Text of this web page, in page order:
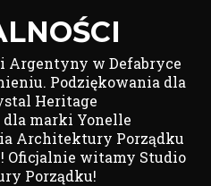
Argentyny w Defabryce
Podziękowania dla
Heritage
marki Yonelle
Architektury Porządku
Oficjalnie witamy Studio
Porządku!